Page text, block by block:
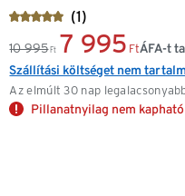
(1)
10 995 Ft 7 995 Ft
Az elmúlt 30 nap
ÁFA-t
Szállítási költséget nem
Pillanatnyilag nem kapható